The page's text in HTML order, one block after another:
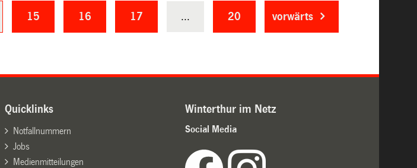
15 16 17 ... 20 vorwärts
Quicklinks
Notfallnummern
Jobs
Medienmitteilungen
Winterthur im Netz
Social Media